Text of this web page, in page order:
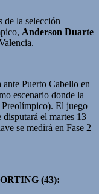
de la selección
Anderson Duarte
Puerto Cabello en
escenario donde la
El juego
disputará el martes 13
se medirá en Fase 2
(43):